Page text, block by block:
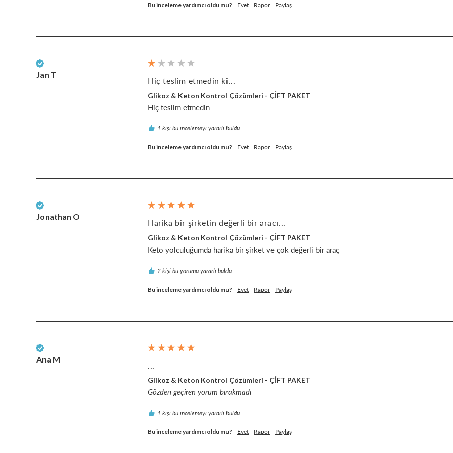
Bu inceleme yardımcı oldu mu? Evet Rapor Paylaş
Jan T
Hiç teslim etmedin ki...
Glikoz & Keton Kontrol Çözümleri - ÇİFT PAKET
Hiç teslim etmedin
1 kişi bu incelemeyi yararlı buldu.
Bu inceleme yardımcı oldu mu? Evet Rapor Paylaş
Jonathan O
Harika bir şirketin değerli bir aracı...
Glikoz & Keton Kontrol Çözümleri - ÇİFT PAKET
Keto yolculuğumda harika bir şirket ve çok değerli bir araç
2 kişi bu yorumu yararlı buldu.
Bu inceleme yardımcı oldu mu? Evet Rapor Paylaş
Ana M
Glikoz & Keton Kontrol Çözümleri - ÇİFT PAKET
Gözden geçiren yorum bırakmadı
1 kişi bu incelemeyi yararlı buldu.
Bu inceleme yardımcı oldu mu? Evet Rapor Paylaş